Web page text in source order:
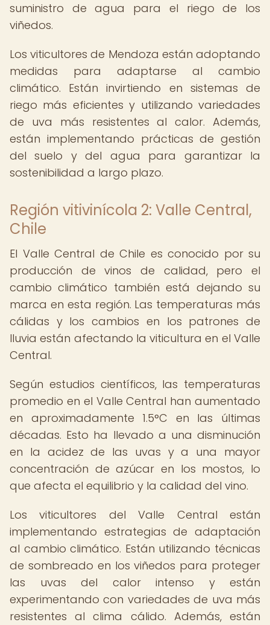
suministro de agua para el riego de los
viñedos.
Los viticultores de Mendoza están adoptando
medidas para adaptarse al cambio
climático. Están invirtiendo en sistemas de
riego más eficientes y utilizando variedades
de uva más resistentes al calor. Además,
están implementando prácticas de gestión
del suelo y del agua para garantizar la
sostenibilidad a largo plazo.
Región vitivinícola 2: Valle Central,
Chile
El Valle Central de Chile es conocido por su
producción de vinos de calidad, pero el
cambio climático también está dejando su
marca en esta región. Las temperaturas más
cálidas y los cambios en los patrones de
lluvia están afectando la viticultura en el Valle
Central.
Según estudios científicos, las temperaturas
promedio en el Valle Central han aumentado
en aproximadamente 1.5°C en las últimas
décadas. Esto ha llevado a una disminución
en la acidez de las uvas y a una mayor
concentración de azúcar en los mostos, lo
que afecta el equilibrio y la calidad del vino.
Los viticultores del Valle Central están
implementando estrategias de adaptación
al cambio climático. Están utilizando técnicas
de sombreado en los viñedos para proteger
las uvas del calor intenso y están
experimentando con variedades de uva más
resistentes al clima cálido. Además, están